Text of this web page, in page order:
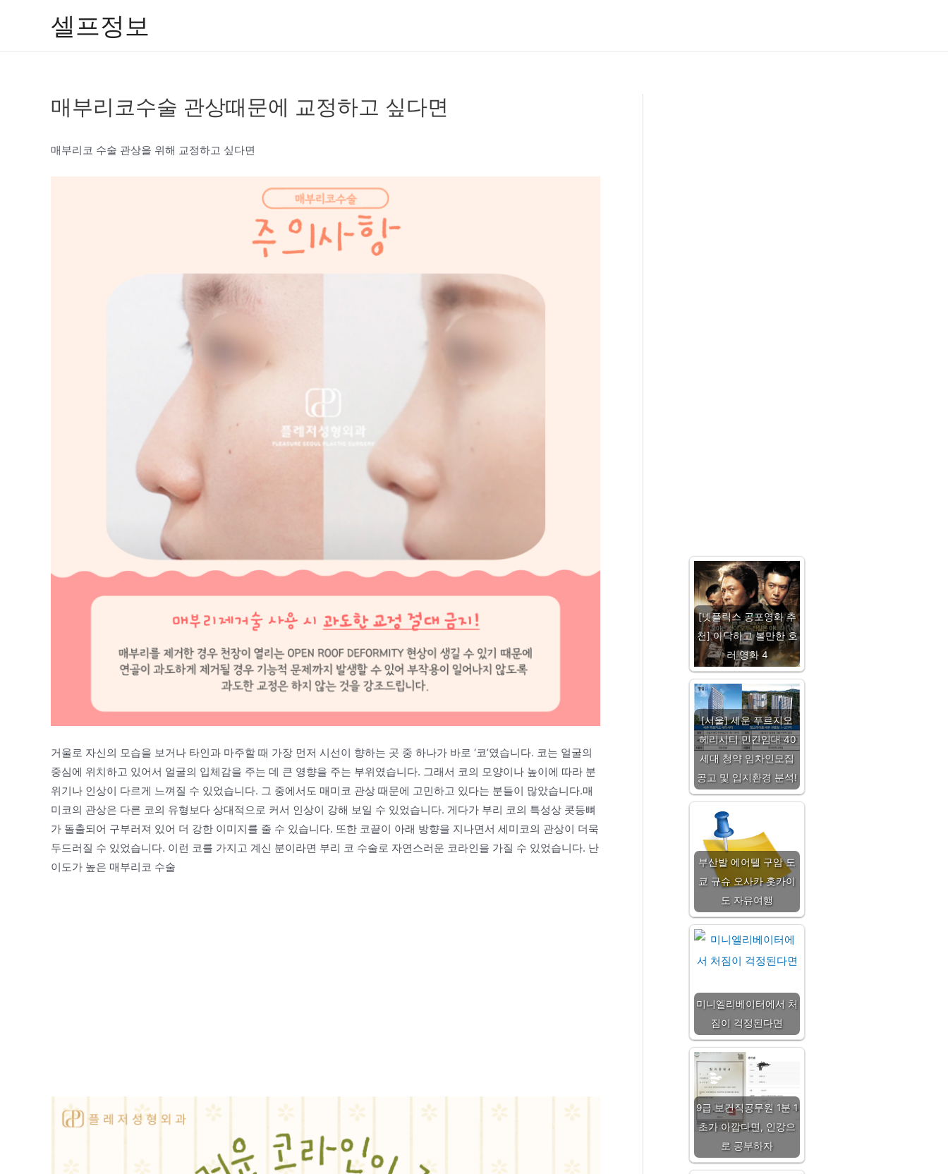
셀프정보
매부리코수술 관상때문에 교정하고 싶다면
매부리코 수술 관상을 위해 교정하고 싶다면
거울로 자신의 모습을 보거나 타인과 마주할 때 가장 먼저 시선이 향하는 곳 중 하나가 바로 ‘코’였습니다. 코는 얼굴의
중심에 위치하고 있어서 얼굴의 입체감을 주는 데 큰 영향을 주는 부위였습니다. 그래서 코의 모양이나 높이에 따라 분
위기나 인상이 다르게 느껴질 수 있었습니다. 그 중에서도 매미코 관상 때문에 고민하고 있다는 분들이 많았습니다.매
미코의 관상은 다른 코의 유형보다 상대적으로 커서 인상이 강해 보일 수 있었습니다. 게다가 부리 코의 특성상 콧등뼈
가 돌출되어 구부러져 있어 더 강한 이미지를 줄 수 있습니다. 또한 코끝이 아래 방향을 지나면서 세미코의 관상이 더욱
두드러질 수 있었습니다. 이런 코를 가지고 계신 분이라면 부리 코 수술로 자연스러운 코라인을 가질 수 있었습니다. 난
이도가 높은 매부리코 수술
[넷플릭스 공포영화 추
천] 아닥하고 볼만한 호
러 영화 4
[서울] 세운 푸르지오
헤리시티 민간임대 40
세대 청약 임차인모집
공고 및 입지환경 분석!
부산발 에어텔 구암 도
쿄 규슈 오사카 홋카이
도 자유여행
미니엘리베이터에서 처
짐이 걱정된다면
9급 보건직공무원 1분 1
초가 아깝다면, 인강으
로 공부하자